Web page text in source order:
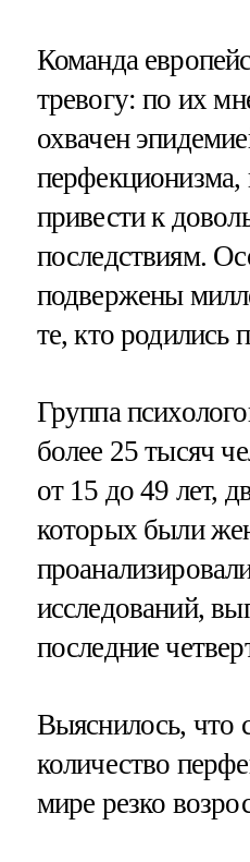
Команда
тревогу: по их
охвачен
перфекционизма,
привести к
последствиям.
подвержены
те, кто родились
Группа
более 25 тысяч
от 15 до 49 лет,
которых были
исследований,
последние
Выяснилось, что
количество
мире резко